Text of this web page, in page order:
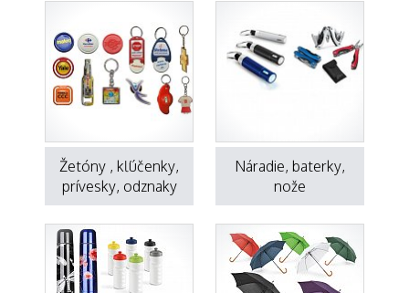
Žetóny , kľúčenky,
prívesky, odznaky
Náradie, baterky,
nože